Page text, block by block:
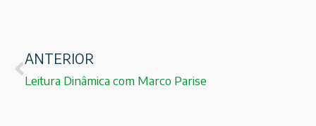
ANTERIOR
Leitura Dinâmica com Marco Parise